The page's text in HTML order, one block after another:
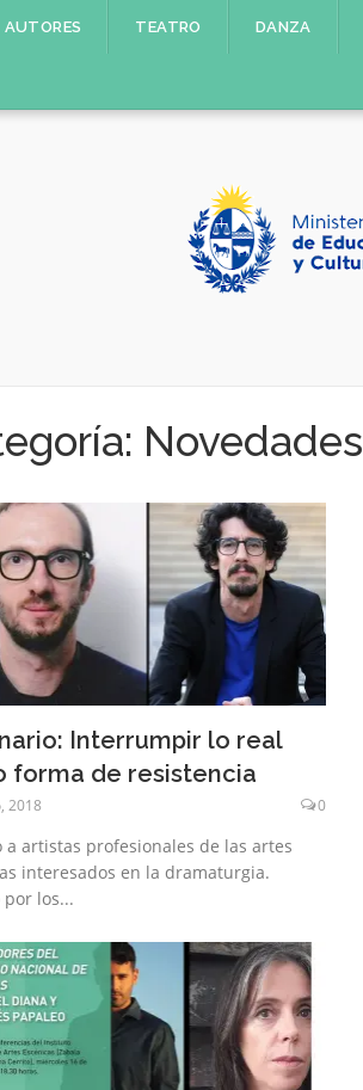
AUTORES TEATRO DANZA
Novedades
Interrumpir lo real
forma de resistencia
2018 0
a artistas profesionales de las artes
interesados en la dramaturgia.
por los...